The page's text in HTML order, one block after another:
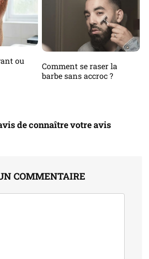
ou
Comment se raser la
barbe sans accroc ?
de connaître votre avis
COMMENTAIRE